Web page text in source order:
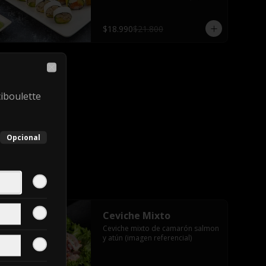
$18.990$21.800
Ceviche Mixto
Ceviche mixto de camarón salmon
y atún (imagen referencial)
Opcional